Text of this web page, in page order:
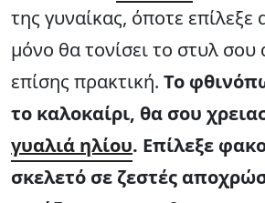
της γυναίκας, όποτε επίλεξε
μόνο θα τονίσει το στυλ σου
επίσης πρακτική. Το
το καλοκαίρι, θα σου
γυαλιά ηλίου. Επίλεξε
σκελετό σε ζεστές